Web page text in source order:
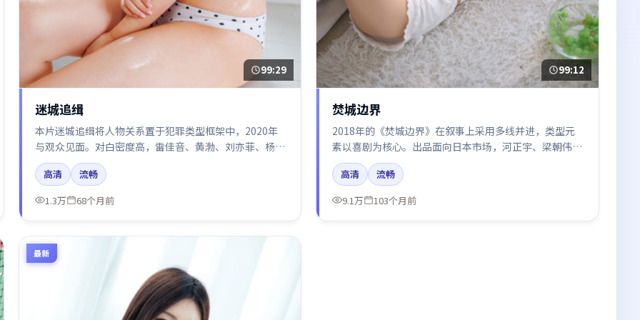
99:29
迷城追缉
本片迷城追缉将人物关系置于犯罪类型框架中，2020年
与观众见面。对白密度高，雷佳音、黄渤、刘亦菲、杨幂
的台词节奏值得关注；整体气质偏中国大陆都市与冷色调
摄影。
高清
流畅
1.3万
68个月前
99:12
焚城边界
2018年的《焚城边界》在叙事上采用多线并进，类型元
素以喜剧为核心。出品面向日本市场，河正宇、梁朝伟、
易烊千玺所饰角色推动关键反转，结尾留白引发讨论。
高清
流畅
9.1万
103个月前
最新